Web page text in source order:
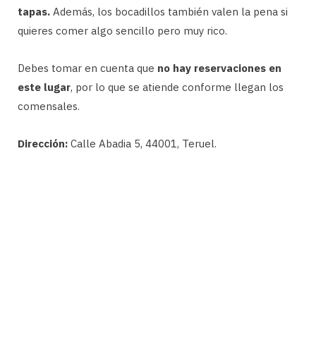
tapas. Además, los bocadillos también valen la pena si
quieres comer algo sencillo pero muy rico.
Debes tomar en cuenta que no hay reservaciones en
este lugar, por lo que se atiende conforme llegan los
comensales.
Dirección: Calle Abadia 5, 44001, Teruel.